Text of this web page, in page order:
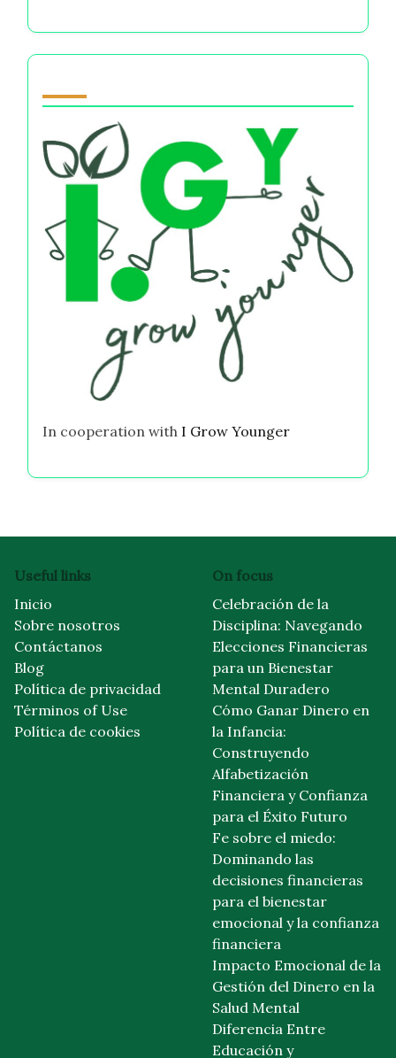
In cooperation with I Grow Younger
Useful links
Inicio
Sobre nosotros
Contáctanos
Blog
Política de privacidad
Términos of Use
Política de cookies
On focus
Celebración de la
Disciplina: Navegando
Elecciones Financieras
para un Bienestar
Mental Duradero
Cómo Ganar Dinero en
la Infancia:
Construyendo
Alfabetización
Financiera y Confianza
para el Éxito Futuro
Fe sobre el miedo:
Dominando las
decisiones financieras
para el bienestar
emocional y la confianza
financiera
Impacto Emocional de la
Gestión del Dinero en la
Salud Mental
Diferencia Entre
Educación y